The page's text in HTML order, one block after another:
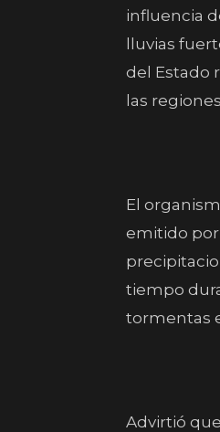
influencia
lluvias
del Estado
las
El
emitido por
tiempo
tormentas
Advirtió